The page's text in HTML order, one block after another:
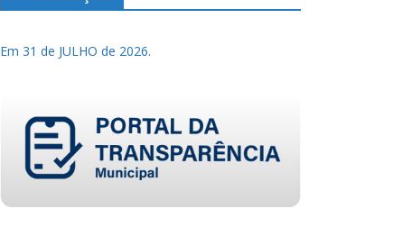
Em 31 de JULHO de 2026.